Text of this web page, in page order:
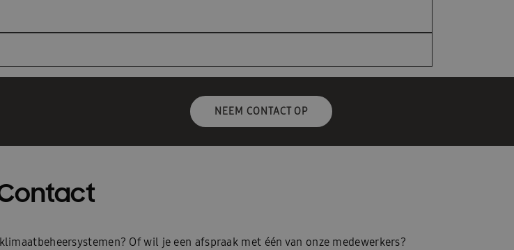
NEEM CONTACT OP
Of wil je een afspraak met één van onze medewerkers?